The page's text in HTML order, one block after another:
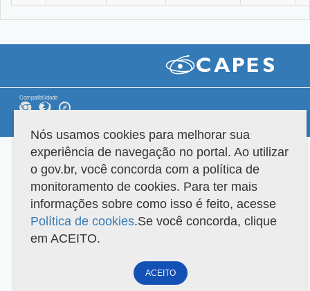
Compatibilidade
Nós usamos cookies para melhorar sua
experiência de navegação no portal. Ao utilizar
o gov.br, você concorda com a política de
monitoramento de cookies. Para ter mais
informações sobre como isso é feito, acesse
Política de cookies.Se você concorda, clique
em ACEITO.
ACEITO